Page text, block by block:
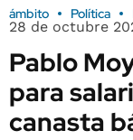
ámbito Política
28 de octubre
Pablo
para
canasta